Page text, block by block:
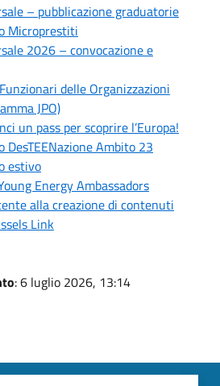
– pubblicazione graduatorie
Microprestiti
2026 – convocazione e
delle Organizzazioni
JPO)
un pass per scoprire l’Europa!
DesTEENazione Ambito 23
estivo
Energy Ambassadors
alla creazione di contenuti
Link
: 6 luglio 2026, 13:14